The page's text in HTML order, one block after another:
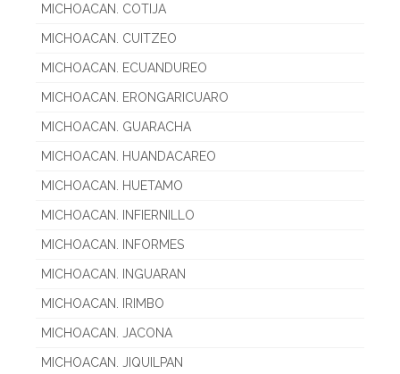
MICHOACAN. COTIJA
MICHOACAN. CUITZEO
MICHOACAN. ECUANDUREO
MICHOACAN. ERONGARICUARO
MICHOACAN. GUARACHA
MICHOACAN. HUANDACAREO
MICHOACAN. HUETAMO
MICHOACAN. INFIERNILLO
MICHOACAN. INFORMES
MICHOACAN. INGUARAN
MICHOACAN. IRIMBO
MICHOACAN. JACONA
MICHOACAN. JIQUILPAN